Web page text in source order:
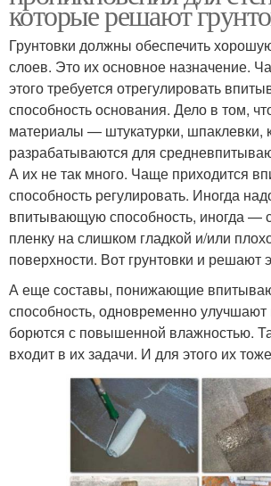
которые решают
Грунтовки должны обеспечить
слоев. Это их основное назначение.
этого требуется отрегулировать
способность основания. Дело в том,
материалы — штукатурки, шпаклевки,
разрабатываются для
А их не так много. Чаще приходится
способность регулировать. Иногда
впитывающую способность, иногда —
пленку на слишком гладкой и/или
поверхности. Вот грунтовки и решают
А еще составы, понижающие
способность, одновременно
борются с повышенной влажностью.
входит в их задачи. И для этого их